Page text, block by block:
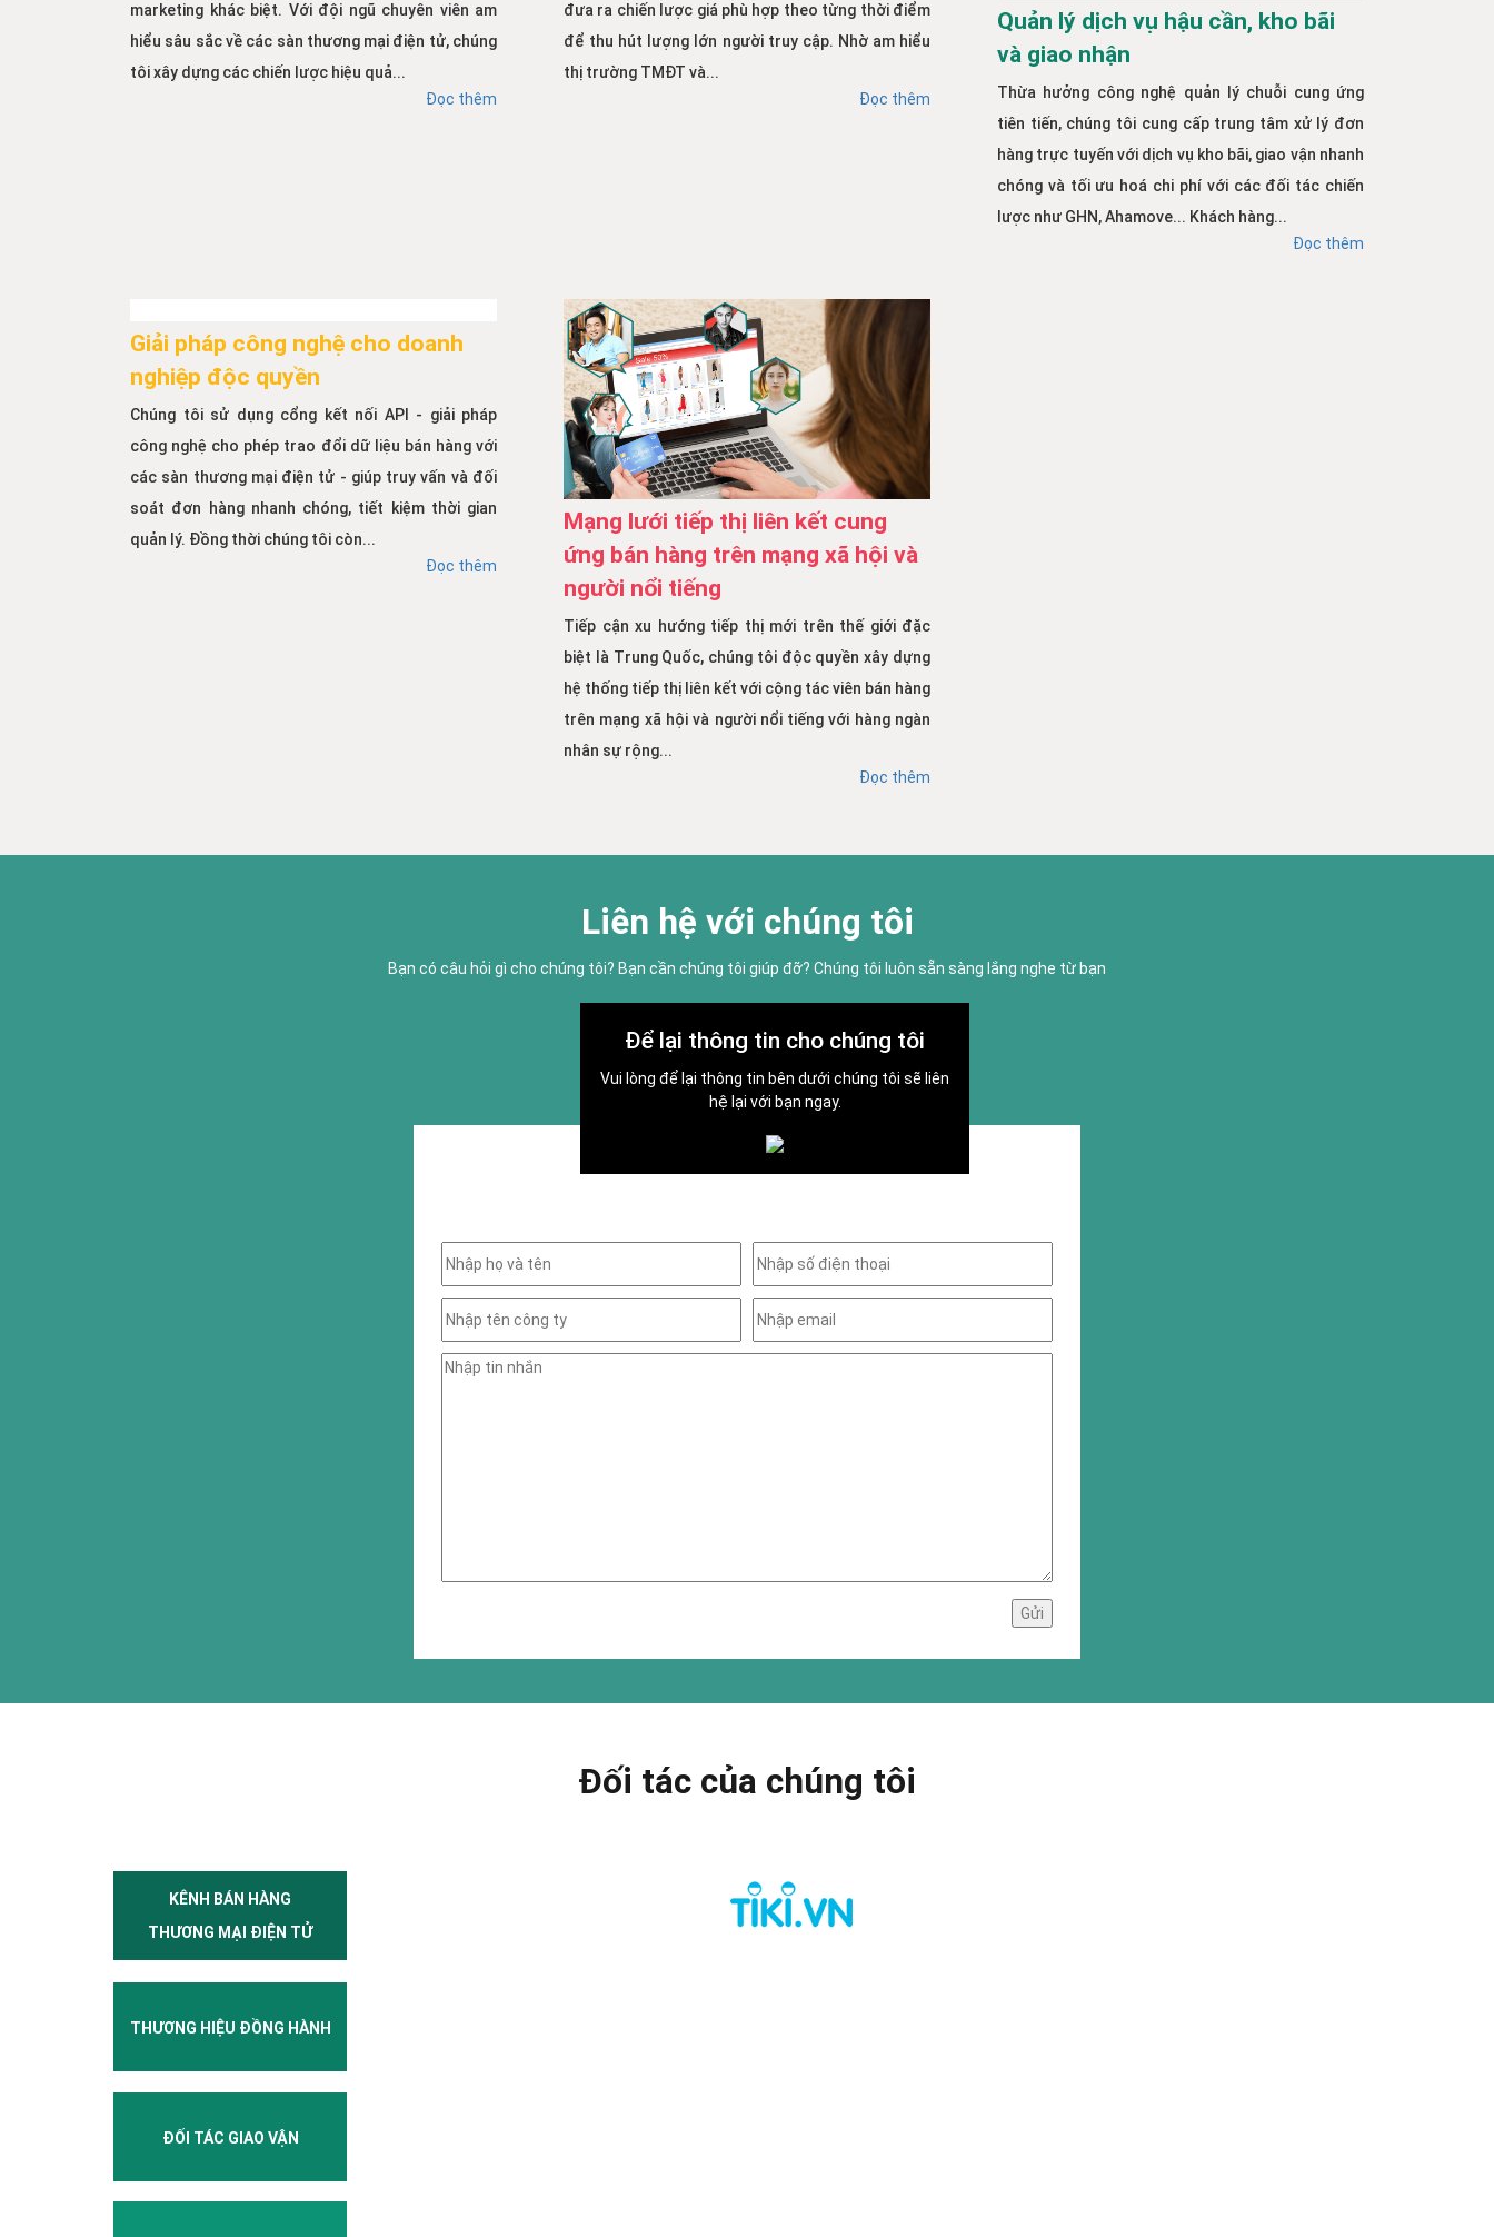
marketing khác biệt. Với đội ngũ chuyên viên am
hiểu sâu sắc về các sàn thương mại điện tử, chúng
tôi xây dựng các chiến lược hiệu quả...
Đọc thêm
đưa ra chiến lược giá phù hợp theo từng thời điểm
để thu hút lượng lớn người truy cập. Nhờ am hiểu
thị trường TMĐT và...
Đọc thêm
Quản lý dịch vụ hậu cần, kho bãi
và giao nhận
Thừa hưởng công nghệ quản lý chuỗi cung ứng
tiên tiến, chúng tôi cung cấp trung tâm xử lý đơn
hàng trực tuyến với dịch vụ kho bãi, giao vận nhanh
chóng và tối ưu hoá chi phí với các đối tác chiến
lược như GHN, Ahamove... Khách hàng...
Đọc thêm
Giải pháp công nghệ cho doanh
nghiệp độc quyền
Chúng tôi sử dụng cổng kết nối API - giải pháp
công nghệ cho phép trao đổi dữ liệu bán hàng với
các sàn thương mại điện tử - giúp truy vấn và đối
soát đơn hàng nhanh chóng, tiết kiệm thời gian
quản lý. Đồng thời chúng tôi còn...
Đọc thêm
Mạng lưới tiếp thị liên kết cung
ứng bán hàng trên mạng xã hội và
người nổi tiếng
Tiếp cận xu hướng tiếp thị mới trên thế giới đặc
biệt là Trung Quốc, chúng tôi độc quyền xây dựng
hệ thống tiếp thị liên kết với cộng tác viên bán hàng
trên mạng xã hội và người nổi tiếng với hàng ngàn
nhân sự rộng...
Đọc thêm
Liên hệ với chúng tôi
Bạn có câu hỏi gì cho chúng tôi? Bạn cần chúng tôi giúp đỡ? Chúng tôi luôn sẵn sàng lắng nghe từ bạn
Để lại thông tin cho chúng tôi
Vui lòng để lại thông tin bên dưới chúng tôi sẽ liên
hệ lại với bạn ngay.
Đối tác của chúng tôi
KÊNH BÁN HÀNG
THƯƠNG MẠI ĐIỆN TỬ
THƯƠNG HIỆU ĐỒNG HÀNH
ĐỐI TÁC GIAO VẬN